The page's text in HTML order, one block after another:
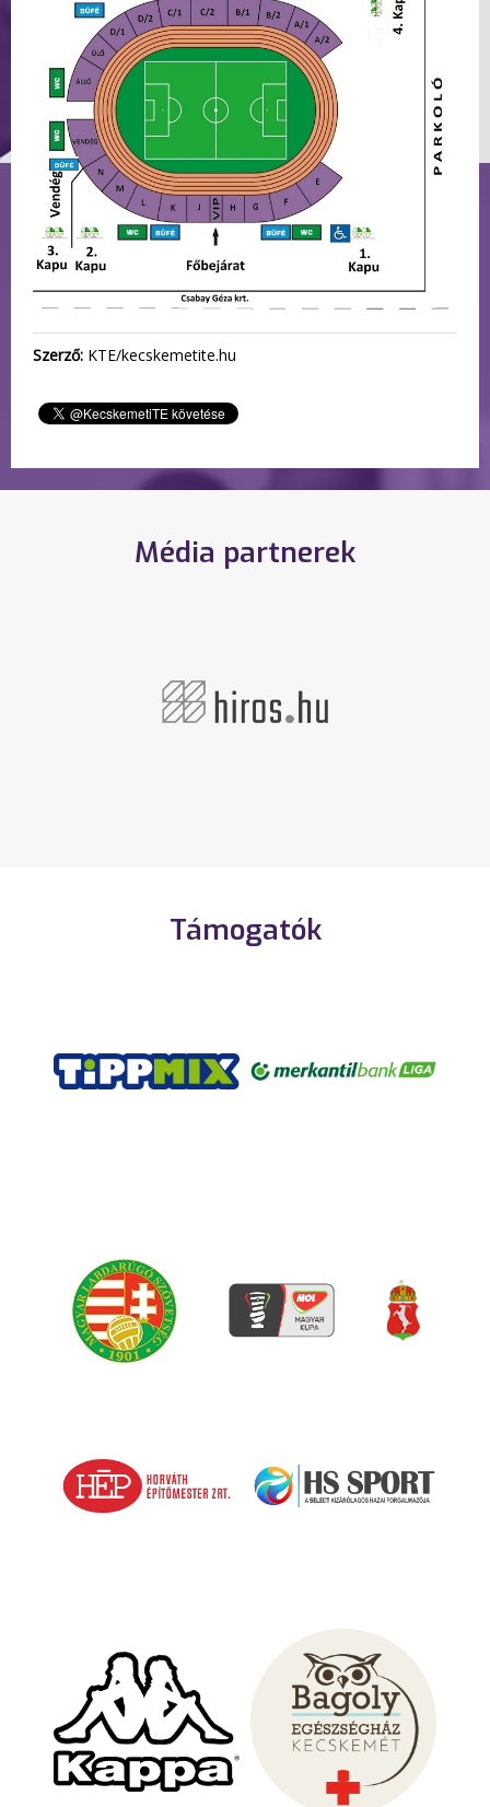
Szerző: KTE/kecskemetite.hu
Média partnerek
Támogatók